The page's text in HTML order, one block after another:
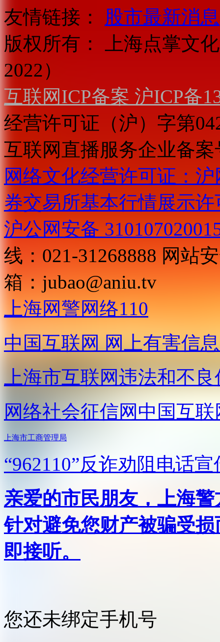
友情链接：
股市最新消息
版权所有：
上海点掌文
2022）
互联网ICP备案 沪ICP备
经营许可证（沪）字第
互联网直播服务企业备案
网络文化经营许可证：
券交易所基本行情展示许
沪公网安备
线：021-31268888 网站
箱： jubao@aniu.tv
上海网警网络110
中国互联网 网上有害信
上海市互联网违法和不
网络社会征信网 中国互
上海市工商管理局
“962110”反诈劝阻电话宣
亲爱的市民朋友，上海
针对避免您财产被骗受
即接听。
您还未绑定手机号